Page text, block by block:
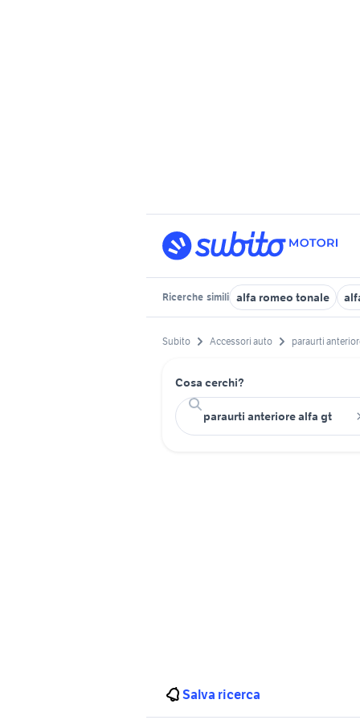
Ricerche simili alfa romeo tonale
Subito Accessori auto paraurti
Cosa cerchi?
Salva ricerca